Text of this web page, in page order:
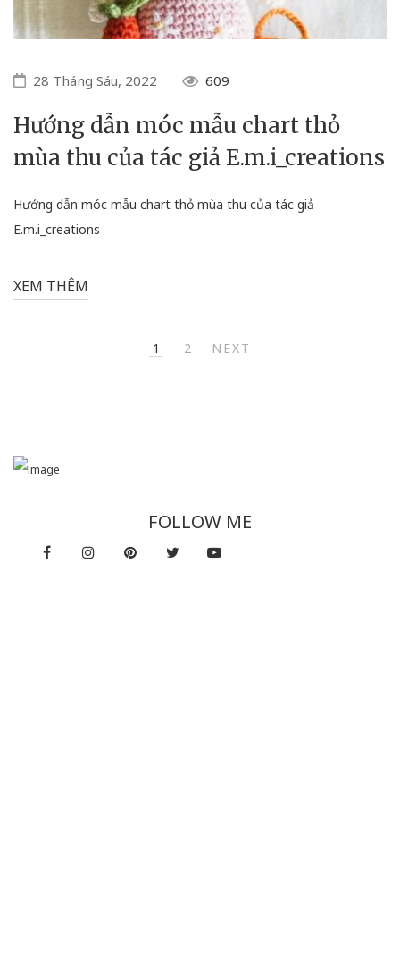
28 Tháng Sáu, 2022 609
Hướng dẫn móc mẫu chart thỏ
mùa thu của tác giả E.m.i_creations
Hướng dẫn móc mẫu chart thỏ mùa thu của tác giả
E.m.i_creations
XEM THÊM
1 2 NEXT
FOLLOW ME